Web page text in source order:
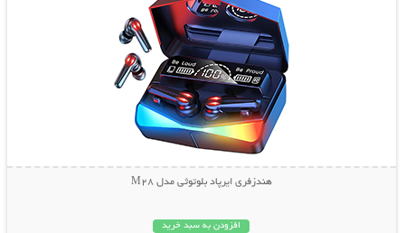
هندزفری ایرپاد بلوتوثی مدل M28
افزودن به سبد خرید